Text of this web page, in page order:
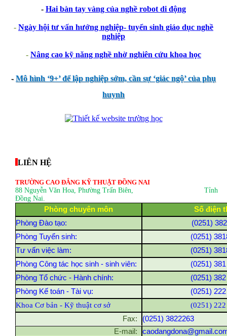
- Hai bàn tay vàng của nghề robot di động
- Ngày hội tư vấn hướng nghiệp- tuyển sinh giáo dục nghề
nghiệp
- Nâng cao kỹ năng nghề nhờ nghiên cứu khoa học
-Mô hình ‘9+’ để lập nghiệp sớm, cần sự ‘giác ngộ’ của phụ
huynh
LIÊN HỆ
TRƯỜNG CAO ĐẲNG KỸ THUẬT ĐỒNG NAI
88 Nguyễn Văn Hoa, Phường Trấn Biên , Tỉnh
Đồng Nai.
Phòng chuyên môn
Số điện
Phòng Đào tạo:
(0251)
Phòng Tuyển sinh:
(0251)
Tư vấn việc làm:
(0251)
Phòng Công tác học sinh - sinh viên:
(0251)
Phòng Tổ chức - Hành chính:
(0251)
Phòng Kế toán - Tài vụ:
(0251)
Khoa Cơ bản - Kỹ thuật cơ sở
(0251)
Fax:
(0251) 3822263
E-mail: